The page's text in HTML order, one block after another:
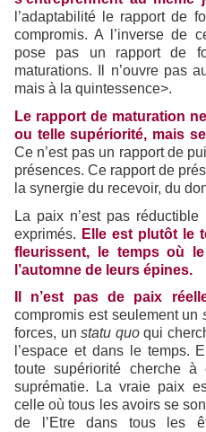
l’adaptabilité le rapport de
compromis. A l’inverse de
pose pas un rapport de
maturations. Il n’ouvre pas
mais à la quintessence>.
Le rapport de maturation
ou telle supériorité, mais
Ce n’est pas un rapport de
présences. Ce rapport de
la synergie du recevoir, du
La paix n’est pas
exprimés. Elle est plutôt le
fleurissent, le temps où
l’automne de leurs épines.
Il n’est pas de paix
compromis est seulement un
forces, un statu quoqui
l’espace et dans le temps.
toute supériorité cherche
suprématie. La vraie paix
celle où tous les avoirs se
de l’Etre dans tous les